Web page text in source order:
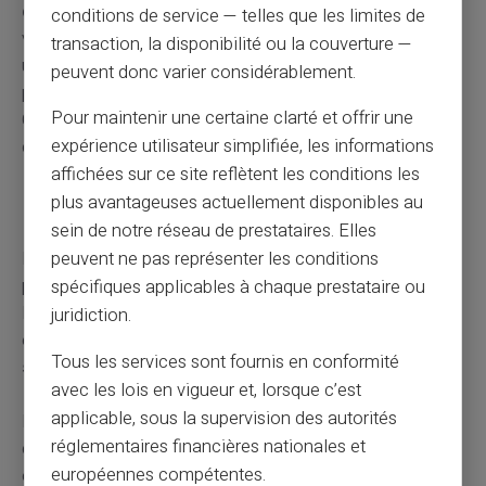
délai de régularisationoù les allocations restent
versées. Ce délai laissant le temps au jeune de trouver
une autre formation ou un emploi sans coupure brutale
pour les parents. Prenez soin de vérifier auprès de la
CAF pour connaître la durée exacte de ce délai et les
conditions à remplir pour en bénéficier.
Enfant en service civique
Le statut d'un enfant engagé dans un service civique est
particulier en ce qui concerne les allocations familiales.
Puisque le service civique est considéré comme un
engagement non rémunéré, cela peut avoir un
sur le droitaux allocations.
Pour le calcul des ressources prises en compte, la CAF
considère généralement l'indemnité perçue par l'enfant
en service civique. Cependant, cette indemnité bénéficie
conditions de service — telles que les limites de
transaction, la disponibilité ou la couverture —
peuvent donc varier considérablement.
Pour maintenir une certaine clarté et offrir une
expérience utilisateur simplifiée, les informations
affichées sur ce site reflètent les conditions les
plus avantageuses actuellement disponibles au
sein de notre réseau de prestataires. Elles
peuvent ne pas représenter les conditions
spécifiques applicables à chaque prestataire ou
juridiction.
Tous les services sont fournis en conformité
avec les lois en vigueur et, lorsque c’est
applicable, sous la supervision des autorités
réglementaires financières nationales et
européennes compétentes.